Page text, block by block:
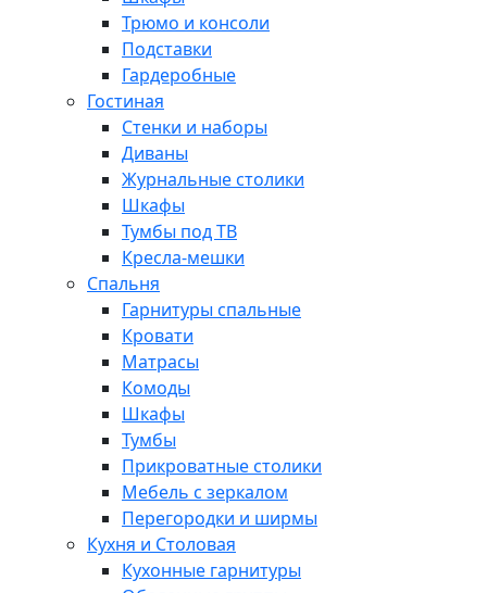
Трюмо и консоли
Подставки
Гардеробные
Гостиная
Стенки и наборы
Диваны
Журнальные столики
Шкафы
Тумбы под ТВ
Кресла-мешки
Спальня
Гарнитуры спальные
Кровати
Матрасы
Комоды
Шкафы
Тумбы
Прикроватные столики
Мебель с зеркалом
Перегородки и ширмы
Кухня и Столовая
Кухонные гарнитуры